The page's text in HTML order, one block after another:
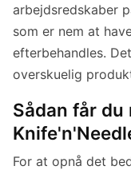
arbejdsredskaber
som er nem at
efterbehandles.
overskuelig
Sådan får
For at opnå det